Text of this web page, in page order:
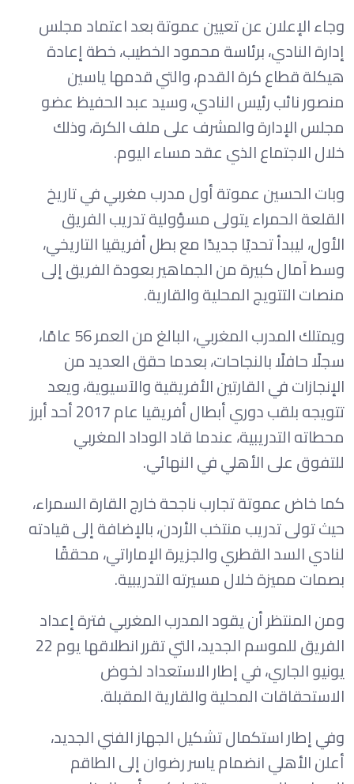
وجاء الإعلان عن تعيين عموتة بعد اعتماد مجلس
إدارة النادي، برئاسة محمود الخطيب، خطة إعادة
هيكلة قطاع كرة القدم، والتي قدمها ياسين
منصور نائب رئيس النادي، وسيد عبد الحفيظ عضو
مجلس الإدارة والمشرف على ملف الكرة، وذلك
خلال الاجتماع الذي عقد مساء اليوم.
وبات الحسين عموتة أول مدرب مغربي في تاريخ
القلعة الحمراء يتولى مسؤولية تدريب الفريق
الأول، ليبدأ تحديًا جديدًا مع بطل أفريقيا التاريخي،
وسط آمال كبيرة من الجماهير بعودة الفريق إلى
منصات التتويج المحلية والقارية.
ويمتلك المدرب المغربي، البالغ من العمر 56 عامًا،
سجلًا حافلًا بالنجاحات، بعدما حقق العديد من
الإنجازات في القارتين الأفريقية والآسيوية، ويعد
تتويجه بلقب دوري أبطال أفريقيا عام 2017 أحد أبرز
محطاته التدريبية، عندما قاد الوداد المغربي
للتفوق على الأهلي في النهائي.
كما خاض عموتة تجارب ناجحة خارج القارة السمراء،
حيث تولى تدريب منتخب الأردن، بالإضافة إلى قيادته
لنادي السد القطري والجزيرة الإماراتي، محققًا
بصمات مميزة خلال مسيرته التدريبية.
ومن المنتظر أن يقود المدرب المغربي فترة إعداد
الفريق للموسم الجديد، التي تقرر انطلاقها يوم 22
يونيو الجاري، في إطار الاستعداد لخوض
الاستحقاقات المحلية والقارية المقبلة.
وفي إطار استكمال تشكيل الجهاز الفني الجديد،
أعلن الأهلي انضمام ياسر رضوان إلى الطاقم